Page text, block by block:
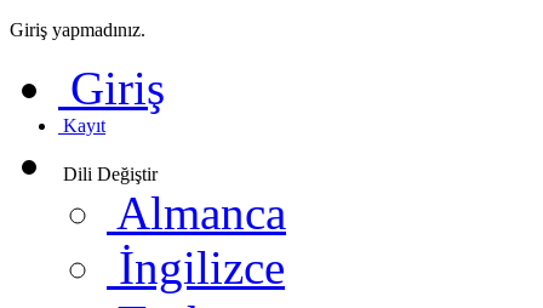
Giriş yapmadınız.
Giriş
Kayıt
Dili Değiştir
Almanca
İngilizce